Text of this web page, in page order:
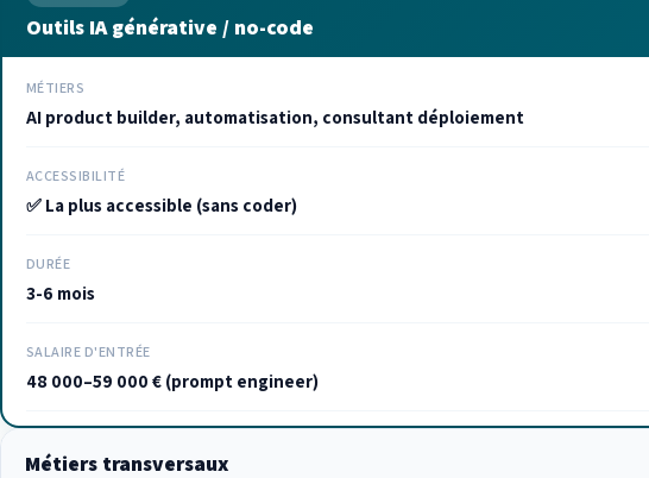
Outils IA générative / no-code
MÉTIERS
AI product builder, automatisation, consultant déploiement
ACCESSIBILITÉ
✅ La plus accessible (sans coder)
DURÉE
3-6 mois
SALAIRE D'ENTRÉE
48 000–59 000 € (prompt engineer)
Métiers transversaux